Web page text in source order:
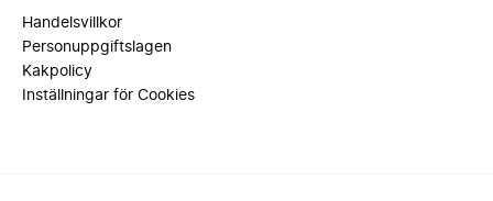
Handelsvillkor
Personuppgiftslagen
Kakpolicy
Inställningar för Cookies